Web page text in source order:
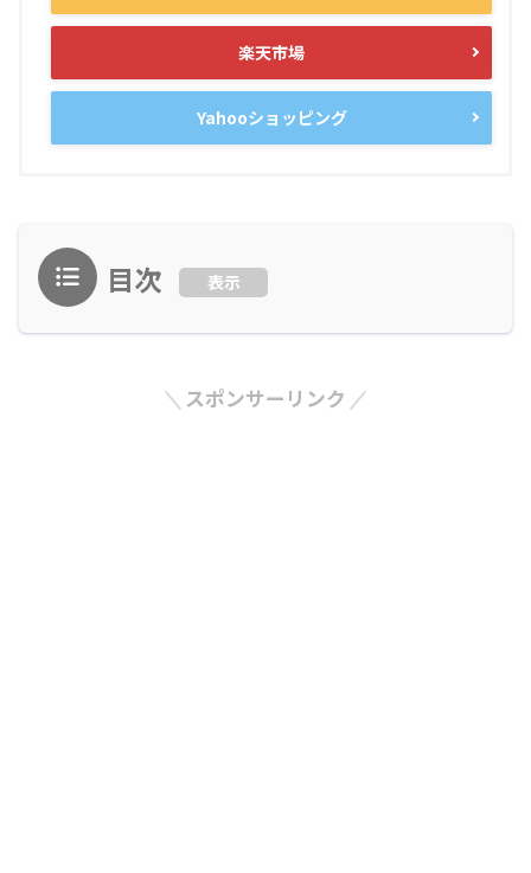
楽天市場
Yahooショッピング
目次 表示
スポンサーリンク